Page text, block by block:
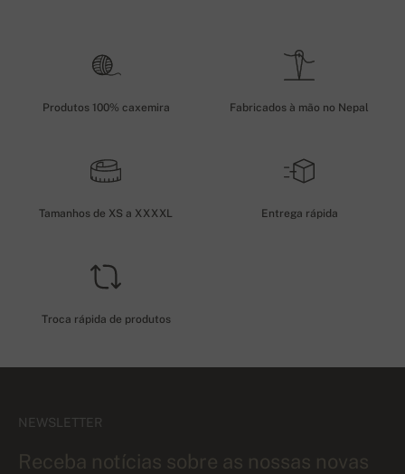
Produtos 100% caxemira Fabricados à mão no Nepal
Tamanhos de XS a XXXXL Entrega rápida
Troca rápida de produtos
NEWSLETTER
Receba notícias sobre as nossas novas